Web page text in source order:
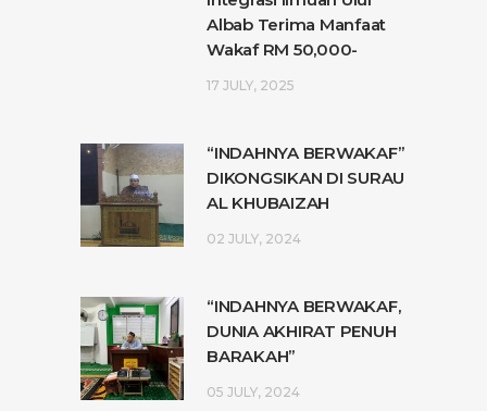
Albab Terima Manfaat
Wakaf RM 50,000-
17 JULY, 2025
“INDAHNYA BERWAKAF”
DIKONGSIKAN DI SURAU
AL KHUBAIZAH
02 JULY, 2024
“INDAHNYA BERWAKAF,
DUNIA AKHIRAT PENUH
BARAKAH”
05 JULY, 2024